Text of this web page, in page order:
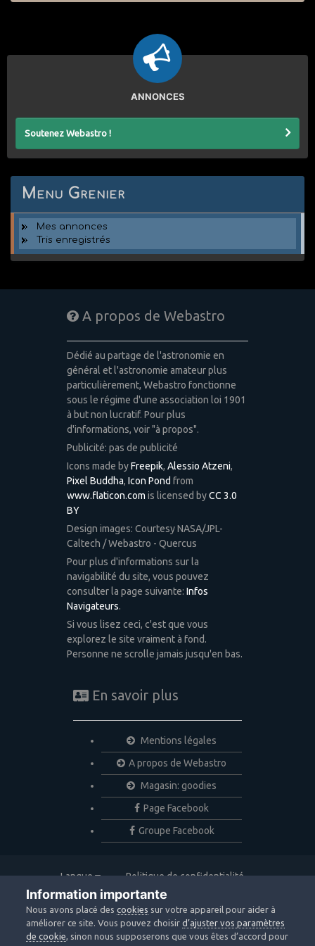
ANNONCES
Soutenez Webastro !
Menu Grenier
Mes annonces
Tris enregistrés
A propos de Webastro
Dédié au partage de l'astronomie en
général et l'astronomie amateur plus
particulièrement, Webastro fonctionne
sous le régime d'une association loi 1901
à but non lucratif. Pour plus
d'informations, voir "à propos".
Publicité: pas de publicité
Icons made byFreepik, Alessio Atzeni,
Pixel Buddha, Icon Pond from
www.flaticon.com is licensed byCC 3.0
BY
Design images: Courtesy NASA/JPL-
Caltech / Webastro - Quercus
Pour plus d'informations sur la
navigabilité du site, vous pouvez
consulter la page suivante: Infos
Navigateurs.
Si vous lisez ceci, c'est que vous
explorez le site vraiment à fond.
Personne ne scrolle jamais jusqu'en bas.
En savoir plus
Mentions légales
A propos de Webastro
Magasin: goodies
Page Facebook
Groupe Facebook
Langue
Politique de confidentialité
Nous contacter
Copyright © 2020 Webastro
Powered by Invision Community
Information importante
Nous avons placé descookies sur votre appareil pour aider à
améliorer ce site. Vous pouvez choisird’ajuster vos paramètres
de cookie, sinon nous supposerons que vous êtes d’accord pour